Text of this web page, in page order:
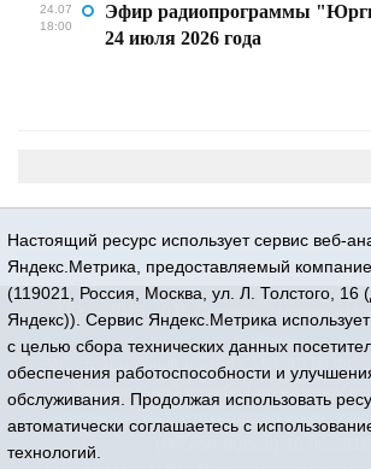
24.07
18:00
Эфир радиопрограммы
24 июля 2026 года
16+ © 2015-2026 Сетевое издание
Регистрационный номер СМИ ЭЛ № ФС
Федеральной службой по надзору в
Настоящий ресурс использует сервис веб-
Яндекс.Метрика, предоставляемый
(119021, Россия, Москва, ул. Л. Толстого,
Яндекс)). Сервис Яндекс.Метрика
с целью сбора технических данных
обеспечения работоспособности и
обслуживания. Продолжая использовать
автоматически соглашаетесь с
технологий.